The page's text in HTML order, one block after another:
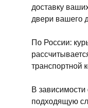
доставку
двери вашего
По России:
транспортной
В
подходящую